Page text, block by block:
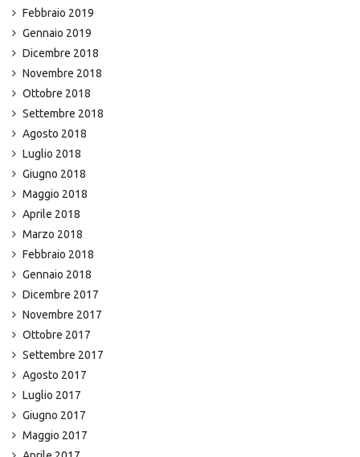
Febbraio 2019
Gennaio 2019
Dicembre 2018
Novembre 2018
Ottobre 2018
Settembre 2018
Agosto 2018
Luglio 2018
Giugno 2018
Maggio 2018
Aprile 2018
Marzo 2018
Febbraio 2018
Gennaio 2018
Dicembre 2017
Novembre 2017
Ottobre 2017
Settembre 2017
Agosto 2017
Luglio 2017
Giugno 2017
Maggio 2017